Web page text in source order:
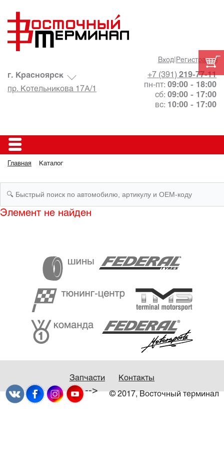
Вход| Регистрация
+7 (391) 219-77-11
пн-пт: 09:00 - 18:00
сб: 09:00 - 17:00
вс: 10:00 - 17:00
г. Красноярск
пр. Котельникова 17А/1
Главная Каталог
Элемент не найден
Запчасти Контакты
© 2017, Восточный терминал
-->